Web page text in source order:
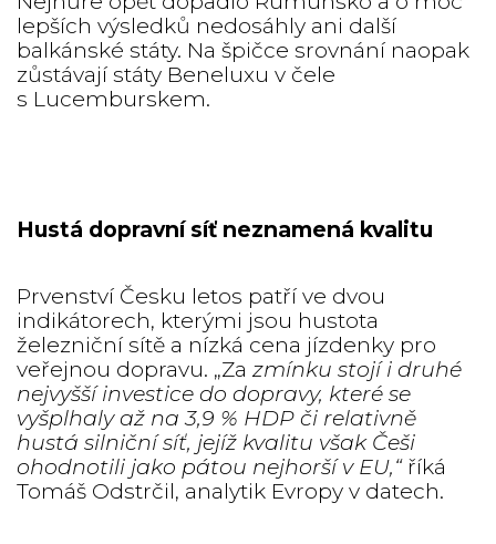
lepších výsledků nedosáhly ani další
balkánské státy. Na špičce srovnání naopak
zůstávají státy Beneluxu v čele
s Lucemburskem.
Hustá dopravní síť neznamená kvalitu
Prvenství Česku letos patří ve dvou
indikátorech, kterými jsou hustota
železniční sítě a nízká cena jízdenky pro
veřejnou dopravu. „Za zmínku stojí i druhé
nejvyšší investice do dopravy, které se
vyšplhaly až na 3,9 % HDP či relativně
hustá silniční síť, jejíž kvalitu však Češi
ohodnotili jako pátou nejhorší v EU,“říká
Tomáš Odstrčil, analytik Evropy v datech.